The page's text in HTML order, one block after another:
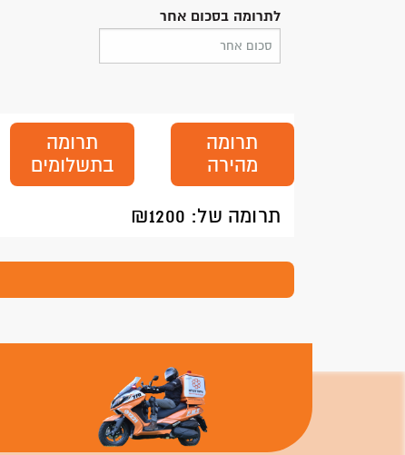
לתרומה בסכום אחר
תרומה
מהירה
תרומה
בתשלומים
תרומה של: ₪ 1200